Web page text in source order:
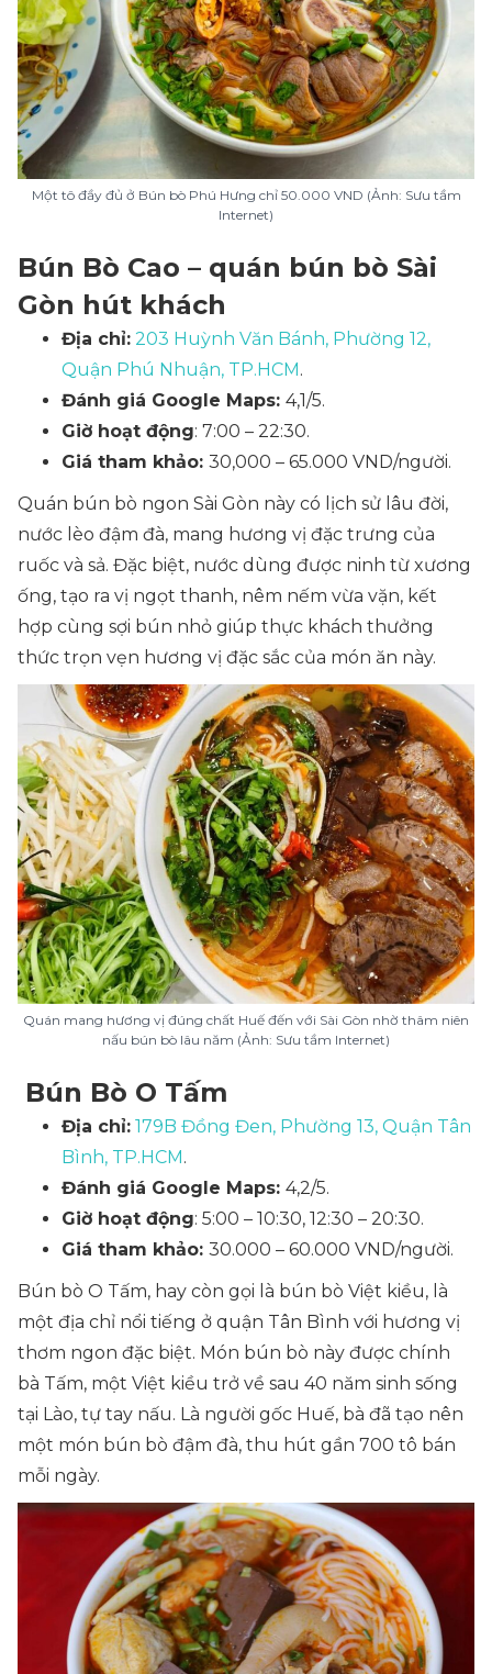
Một tô đầy đủ ở Bún bò Phú Hưng chỉ 50.000 VND (Ảnh: Sưu tầm
Internet)
Bún Bò Cao – quán bún bò Sài
Gòn hút khách
Địa chỉ: 203 Huỳnh Văn Bánh, Phường 12,
Quận Phú Nhuận, TP.HCM.
Đánh giá Google Maps: 4,1/5.
Giờ hoạt động: 7:00 – 22:30.
Giá tham khảo: 30,000 – 65.000 VND/người.
Quán bún bò ngon Sài Gòn này có lịch sử lâu đời,
nước lèo đậm đà, mang hương vị đặc trưng của
ruốc và sả. Đặc biệt, nước dùng được ninh từ xương
ống, tạo ra vị ngọt thanh, nêm nếm vừa vặn, kết
hợp cùng sợi bún nhỏ giúp thực khách thưởng
thức trọn vẹn hương vị đặc sắc của món ăn này.
Quán mang hương vị đúng chất Huế đến với Sài Gòn nhờ thâm niên
nấu bún bò lâu năm (Ảnh: Sưu tầm Internet)
Bún Bò O Tấm
Địa chỉ: 179B Đồng Đen, Phường 13, Quận Tân
Bình, TP.HCM.
Đánh giá Google Maps: 4,2/5.
Giờ hoạt động: 5:00 – 10:30, 12:30 – 20:30.
Giá tham khảo: 30.000 – 60.000 VND/người.
Bún bò O Tấm, hay còn gọi là bún bò Việt kiều, là
một địa chỉ nổi tiếng ở quận Tân Bình với hương vị
thơm ngon đặc biệt. Món bún bò này được chính
bà Tấm, một Việt kiều trở về sau 40 năm sinh sống
tại Lào, tự tay nấu. Là người gốc Huế, bà đã tạo nên
một món bún bò đậm đà, thu hút gần 700 tô bán
mỗi ngày.